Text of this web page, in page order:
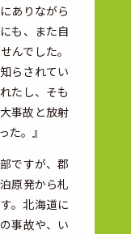
ありながら
も、また自
んでした。
らされてい
たし、そも
事故と放射
た。』
ですが、郡
原発から札
。北海道に
事故や、い